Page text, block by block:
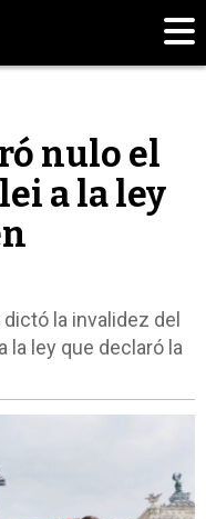
nulo el
a la ley
la invalidez del
la ley que declaró la